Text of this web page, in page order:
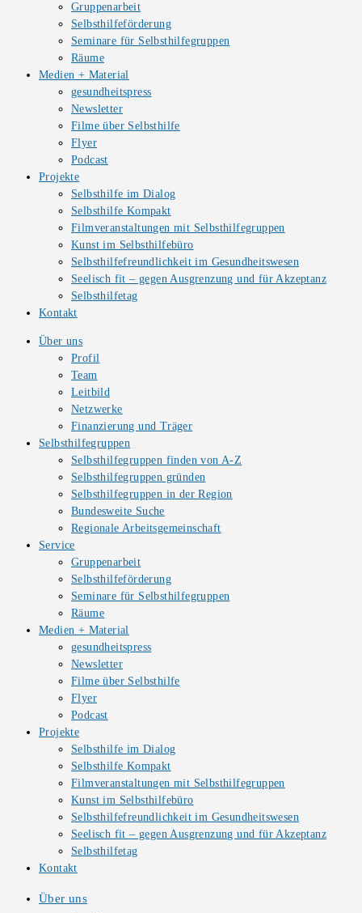
Gruppenarbeit
Selbsthilfeförderung
Seminare für Selbsthilfegruppen
Räume
Medien + Material
gesundheitspress
Newsletter
Filme über Selbsthilfe
Flyer
Podcast
Projekte
Selbsthilfe im Dialog
Selbsthilfe Kompakt
Filmveranstaltungen mit Selbsthilfegruppen
Kunst im Selbsthilfebüro
Selbsthilfefreundlichkeit im Gesundheitswesen
Seelisch fit – gegen Ausgrenzung und für Akzeptanz
Selbsthilfetag
Kontakt
Über uns
Profil
Team
Leitbild
Netzwerke
Finanzierung und Träger
Selbsthilfegruppen
Selbsthilfegruppen finden von A-Z
Selbsthilfegruppen gründen
Selbsthilfegruppen in der Region
Bundesweite Suche
Regionale Arbeitsgemeinschaft
Service
Gruppenarbeit
Selbsthilfeförderung
Seminare für Selbsthilfegruppen
Räume
Medien + Material
gesundheitspress
Newsletter
Filme über Selbsthilfe
Flyer
Podcast
Projekte
Selbsthilfe im Dialog
Selbsthilfe Kompakt
Filmveranstaltungen mit Selbsthilfegruppen
Kunst im Selbsthilfebüro
Selbsthilfefreundlichkeit im Gesundheitswesen
Seelisch fit – gegen Ausgrenzung und für Akzeptanz
Selbsthilfetag
Kontakt
Über uns